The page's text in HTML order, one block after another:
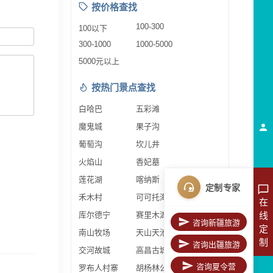
按价格查找
100以下
100-300
300-1000
1000-5000
5000元以上
按热门景点查找
白哈巴
五彩滩
魔鬼城
果子沟
葡萄沟
坎儿井
火焰山
香妃墓
莲花湖
喀纳斯
禾木村
可可托海
库尔德宁
赛里木湖
南山牧场
天山天池
交河故城
高昌古城
罗布人村寨
胡杨林公园
在
线
定
制
定制专家
咨询新疆旅游
咨询出疆旅游
咨询夏令营